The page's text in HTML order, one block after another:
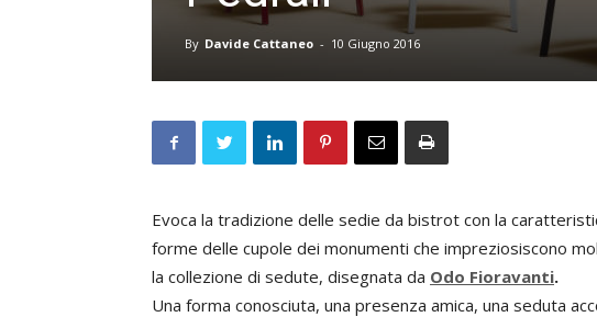
By Davide Cattaneo - 10 Giugno 2016
Evoca la tradizione delle sedie da bistrot con la
forme delle cupole dei monumenti che impreziosiscono
la collezione di sedute, disegnata da Odo Fioravanti.
Una forma conosciuta, una presenza amica, una seduta